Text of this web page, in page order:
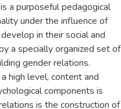
a purposeful pedagogical
under the influence of
in their social and
a specially organized set of
gender relations.
high level, content and
components is
is the construction of